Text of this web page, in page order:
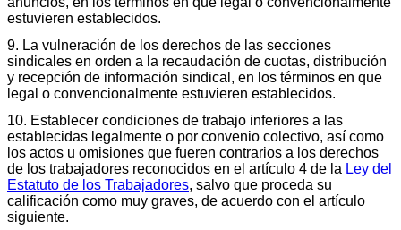
estuvieren establecidos.
9. La vulneración de los derechos de las secciones
sindicales en orden a la recaudación de cuotas, distribución
y recepción de información sindical, en los términos en que
legal o convencionalmente estuvieren establecidos.
10. Establecer condiciones de trabajo inferiores a las
establecidas legalmente o por convenio colectivo, así como
los actos u omisiones que fueren contrarios a los derechos
de los trabajadores reconocidos en el artículo 4 de la Ley del
Estatuto de los Trabajadores, salvo que proceda su
calificación como muy graves, de acuerdo con el artículo
siguiente.